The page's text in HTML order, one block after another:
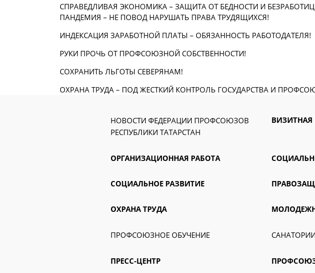
СПРАВЕДЛИВАЯ ЭКОНОМИКА – ЗАЩИТА ОТ БЕДНОСТИ И
ПАНДЕМИЯ – НЕ ПОВОД НАРУШАТЬ ПРАВА ТРУДЯЩИХСЯ!
ИНДЕКСАЦИЯ ЗАРАБОТНОЙ ПЛАТЫ – ОБЯЗАННОСТЬ РАБОТОДАТЕЛЯ!
РУКИ ПРОЧЬ ОТ ПРОФСОЮЗНОЙ СОБСТВЕННОСТИ!
СОХРАНИТЬ ЛЬГОТЫ СЕВЕРЯНАМ!
ОХРАНА ТРУДА – ПОД ЖЕСТКИЙ КОНТРОЛЬ ГОСУДАРСТВА И
НОВОСТИ ФЕДЕРАЦИИ ПРОФСОЮЗОВ
РЕСПУБЛИКИ ТАТАРСТАН
ВИЗИТНАЯ
ОРГАНИЗАЦИОННАЯ РАБОТА
СОЦИАЛЬНОЕ РАЗВИТИЕ
ОХРАНА ТРУДА
ПРОФСОЮЗНОЕ ОБУЧЕНИЕ
ПРЕСС-ЦЕНТР